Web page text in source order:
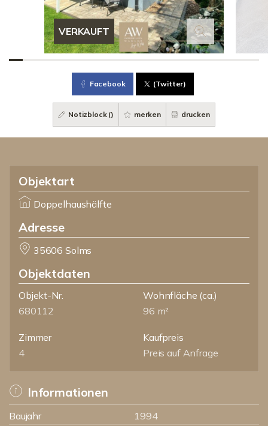
VERKAUFT
Facebook (Twitter)
Notizblock () merken drucken
Objektart
Doppelhaushälfte
Adresse
35606 Solms
Objektdaten
Objekt-Nr.
680112
Wohnfläche (ca.)
96 m²
Zimmer
4
Kaufpreis
Preis auf Anfrage
Informationen
Baujahr
1994